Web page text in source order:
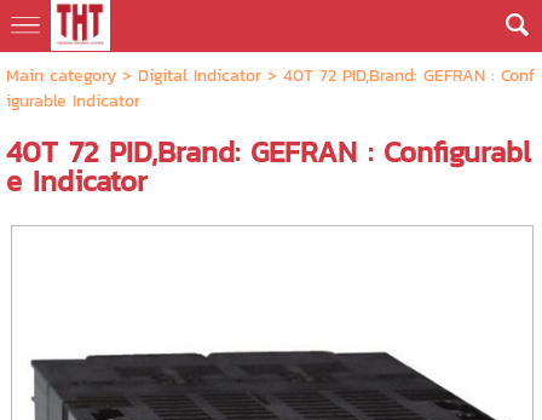
Main category> Digital Indicator> 40T 72 PID,Brand: GEFRAN : Conf
igurable Indicator
40T 72 PID,Brand: GEFRAN : Configurabl
e Indicator